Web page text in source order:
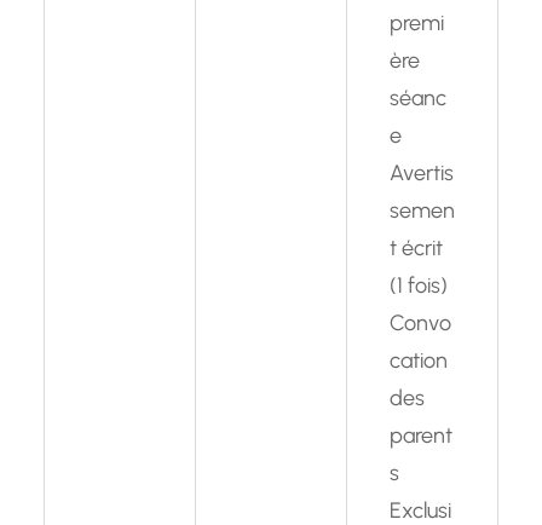
premi
ère
séanc
e
Avertis
semen
t écrit
(1 fois)
Convo
cation
des
parent
s
Exclusi